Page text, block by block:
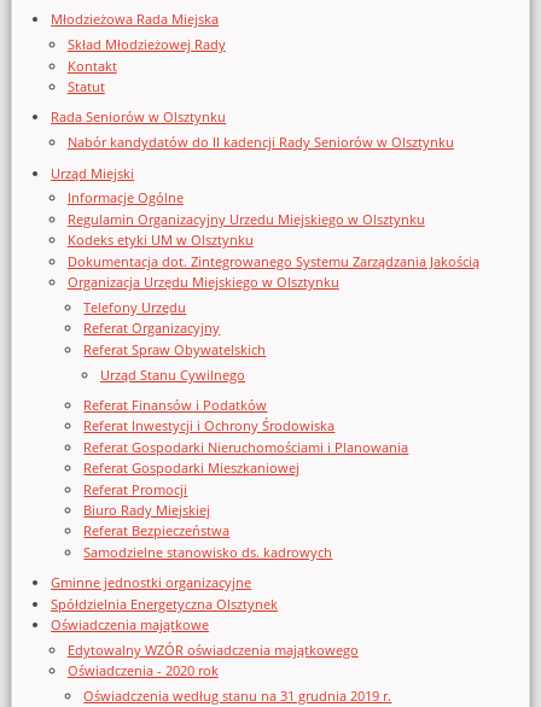
Młodzieżowa Rada Miejska
Skład Młodzieżowej Rady
Kontakt
Statut
Rada Seniorów w Olsztynku
Nabór kandydatów do II kadencji Rady Seniorów w Olsztynku
Urząd Miejski
Informacje Ogólne
Regulamin Organizacyjny Urzedu Miejskiego w Olsztynku
Kodeks etyki UM w Olsztynku
Dokumentacja dot. Zintegrowanego Systemu Zarządzania Jakością
Organizacja Urzędu Miejskiego w Olsztynku
Telefony Urzędu
Referat Organizacyjny
Referat Spraw Obywatelskich
Urząd Stanu Cywilnego
Referat Finansów i Podatków
Referat Inwestycji i Ochrony Środowiska
Referat Gospodarki Nieruchomościami i Planowania
Referat Gospodarki Mieszkaniowej
Referat Promocji
Biuro Rady Miejskiej
Referat Bezpieczeństwa
Samodzielne stanowisko ds. kadrowych
Gminne jednostki organizacyjne
Spółdzielnia Energetyczna Olsztynek
Oświadczenia majątkowe
Edytowalny WZÓR oświadczenia majątkowego
Oświadczenia - 2020 rok
Oświadczenia według stanu na 31 grudnia 2019 r.